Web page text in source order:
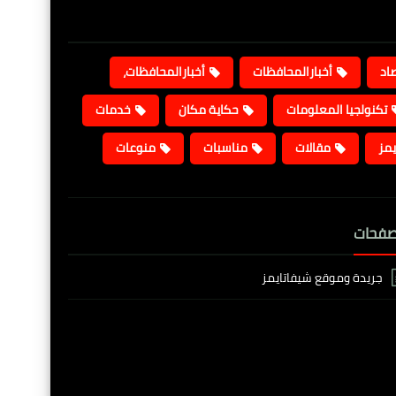
أخبارالمحافظات
أخبارالمحافظات،
تكنولجيا المعلومات
حكاية مكان
خدمات
مقالات مناسبات منوعات
جريدة وموقع شيفاتايمز